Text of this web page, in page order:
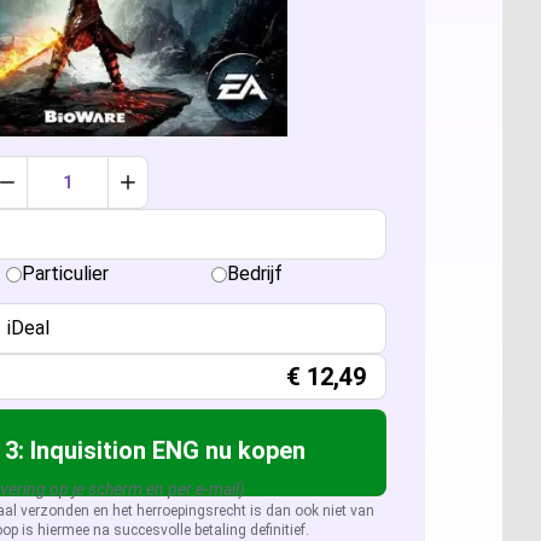
2024
2024
2021 Professional
2019 Professional
2016 Professional
Alle licenties
2025
2022
2019
2026
Server 2022
Server 2019
Server 2016
Verlaag aantal met 1Verhoog aantal met 1
Particulier Bedrijf
iDeal
€ 12,49
Inquisition ENG nu kopen
op je scherm en per e-mail)
verzonden en het herroepingsrecht is dan ook niet van
is hiermee na succesvolle betaling definitief.